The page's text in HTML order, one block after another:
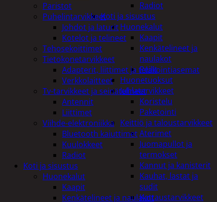
Radiot
Koti ja sisustus
Huonekalut
Kaapit
Kenkätelineet ja
naulakot
Peilit
Huonetuoksut
Juhlatarvikkeet
Koristelu
Paketointi
Keittiö ja taloustarvikkeet
Aterimet
Juomapullot ja
termokset
Kannut ja kanisterit
Kauhat, lastat ja
sudit
Kattaustarvikkeet
Paristot
Puhelintarvikkeet
Johdot ja laturit
Kotelot ja telineet
Tehosekoittimet
Tietokonetarvikkeet
Adapterit, liittimet ja telakointiasemat
Verkkolaitteet
Tv-tarvikkeet ja seinätelineet
Antennit
Liittimet
Viihde-elektroniikka
Bluetooth kaiuttimet
Kuulokkeet
Radiot
Koti ja sisustus
Huonekalut
Kaapit
Kenkätelineet ja naulakot